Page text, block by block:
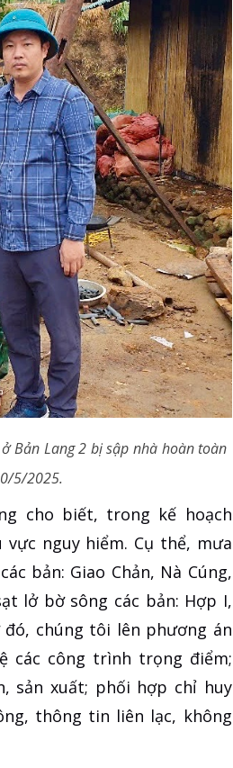
Bản Lang 2 bị sập nhà hoàn toàn
5/2025.
cho biết, trong kế hoạch
nguy hiểm. Cụ thể, mưa
bản: Giao Chản, Nà Cúng,
lở bờ sông các bản: Hợp I,
đó, chúng tôi lên phương án
các công trình trọng điểm;
sản xuất; phối hợp chỉ huy
thông tin liên lạc, không